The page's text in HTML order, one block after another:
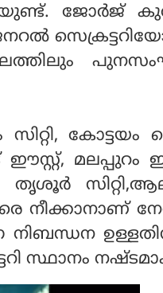
ജോര്‍ജ്
കോട്ടയം
ഈസ്റ്റ്, മലപ്പുറം
നീക്കാനാണ്
നിബന്ധന
സ്ഥാനം